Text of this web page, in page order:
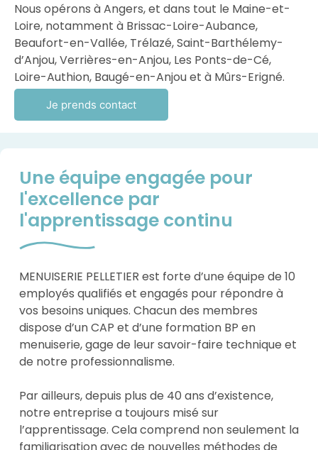
Nous opérons à Angers, et dans tout le Maine-et-
Loire, notamment à Brissac-Loire-Aubance,
Beaufort-en-Vallée, Trélazé, Saint-Barthélemy-
d’Anjou, Verrières-en-Anjou, Les Ponts-de-Cé,
Loire-Authion, Baugé-en-Anjou et à Mûrs-Erigné.
Je prends contact
Une équipe engagée pour
l'excellence par
l'apprentissage continu
MENUISERIE PELLETIER est forte d’une équipe de 10
employés qualifiés et engagés pour répondre à
vos besoins uniques. Chacun des membres
dispose d’un CAP et d’une formation BP en
menuiserie, gage de leur savoir-faire technique et
de notre professionnalisme.
Par ailleurs, depuis plus de 40 ans d’existence,
notre entreprise a toujours misé sur
l’apprentissage. Cela comprend non seulement la